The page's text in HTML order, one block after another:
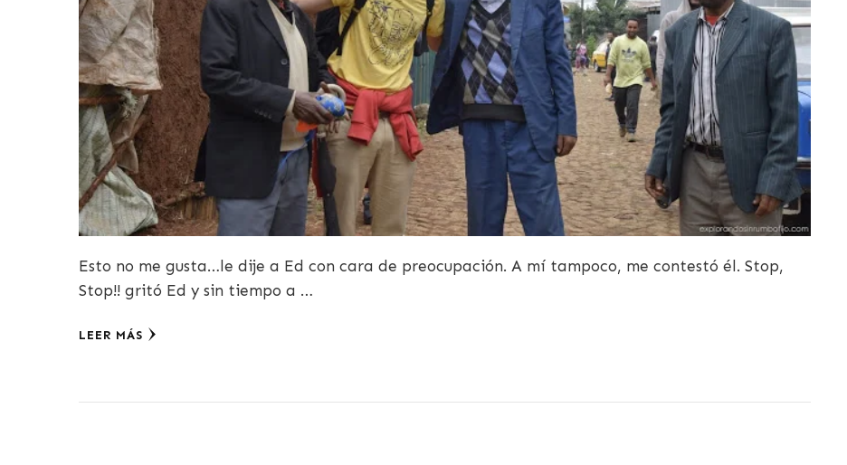
Esto no me gusta…le dije a Ed con cara de preocupación. A mí tampoco, me contestó él. Stop,
Stop!! gritó Ed y sin tiempo a …
LEER MÁS